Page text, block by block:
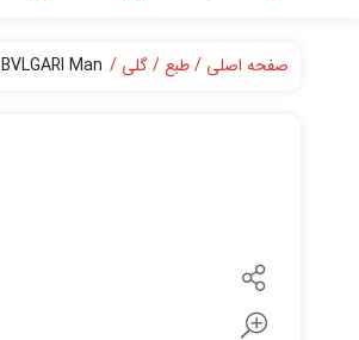
صفحه اصلی طبع گلی BVLGARI Man